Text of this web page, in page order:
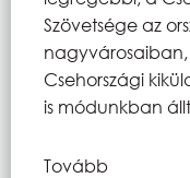
Szövetsége az
Csehországi
is módunkban
Tovább